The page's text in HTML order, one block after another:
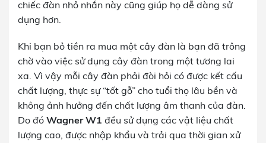
chiếc đàn nhỏ nhắn này cũng giúp họ dễ dàng sử
dụng hơn.
Khi bạn bỏ tiền ra mua một cây đàn là bạn đã trông
chờ vào việc sử dụng cây đàn trong một tương lai
xa. Vì vậy mỗi cây đàn phải đòi hỏi có được kết cấu
chất lượng, thực sự “tốt gỗ” cho tuổi thọ lâu bền và
không ảnh hưởng đến chất lượng âm thanh của đàn.
Do đó Wagner W1 đều sử dụng các vật liệu chất
lượng cao, được nhập khẩu và trải qua thời gian xử